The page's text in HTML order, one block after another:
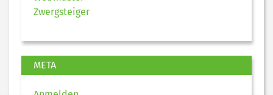
Zwergsteiger
META